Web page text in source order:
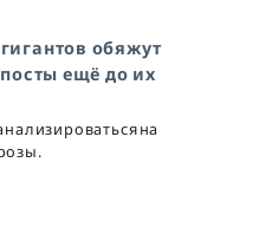
обяжут
ещё до их
на